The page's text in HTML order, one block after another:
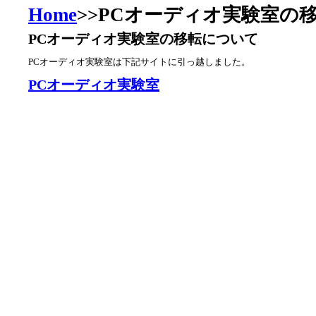
Home>>PCオーディオ実験室の
PCオーディオ実験室の移転について
PCオーディオ実験室は下記サイトに引っ越しました。
PCオーディオ実験室